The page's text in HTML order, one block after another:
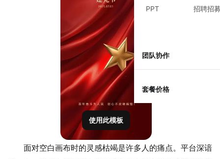
PPT 招聘招
团队协作
套餐价格
使用此模板
面对空白画布时的灵感枯竭是许多人的痛点。平台深谙